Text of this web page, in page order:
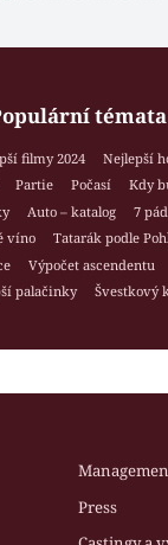
témata
filmy 2024 Nejlepší
Partie Počasí
Kdy
Auto – katalog
7
víno Tatarák podle
Výpočet ascendentu
palačinky
Švestkový
Press